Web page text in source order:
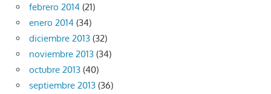
febrero 2014 (21)
enero 2014 (34)
diciembre 2013 (32)
noviembre 2013 (34)
octubre 2013 (40)
septiembre 2013 (36)